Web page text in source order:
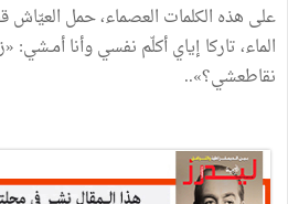
على هذه الكلمات العصماء، حمل
الماء، تاركا إياي أكلّم نفسي وأنا أمـشي:
نقاطعشي؟»..